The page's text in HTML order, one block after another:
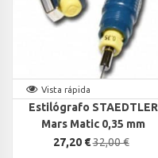
Vista rápida
Estilógrafo STAEDTLER
Mars Matic 0,35 mm
27,20 €32,00 €